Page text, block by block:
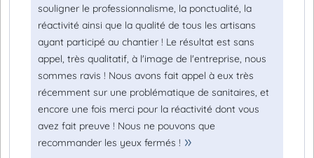
souligner le professionnalisme, la ponctualité, la
réactivité ainsi que la qualité de tous les artisans
ayant participé au chantier ! Le résultat est sans
appel, très qualitatif, à l'image de l'entreprise, nous
sommes ravis ! Nous avons fait appel à eux très
récemment sur une problématique de sanitaires, et
encore une fois merci pour la réactivité dont vous
avez fait preuve ! Nous ne pouvons que
recommander les yeux fermés !